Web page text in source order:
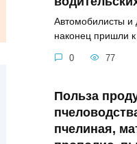
Автомобилисты и
наконец пришли к
0 77
Польза
пчелиная,